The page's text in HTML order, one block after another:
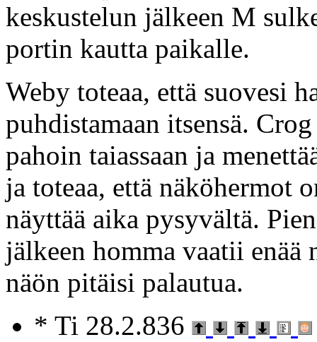
keskustelun jälkeen M
portin kautta paikalle.
Weby toteaa, että suovesi
puhdistamaan itsensä.
pahoin taiassaan ja
ja toteaa, että näköhermot
näyttää aika pysyvältä.
jälkeen homma vaatii
näön pitäisi palautua.
* Ti 28.2.836